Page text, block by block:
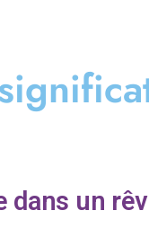
dans un